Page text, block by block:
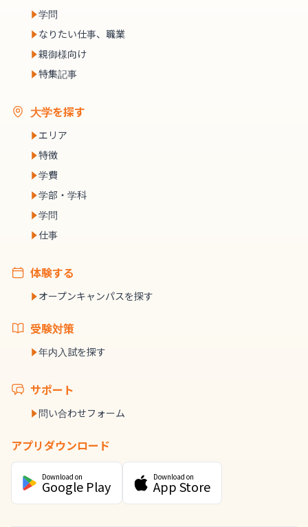
学問
なりたい仕事、職業
親御様向け
特集記事
大学を探す
エリア
特徴
学費
学部・学科
学問
仕事
体験する
オープンキャンパスを探す
受験対策
年内入試を探す
サポート
問い合わせフォーム
アプリダウンロード
Download on
Google Play
Download on
App Store